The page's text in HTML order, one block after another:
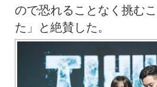
ので恐れることなく挑む
た」と絶賛した。